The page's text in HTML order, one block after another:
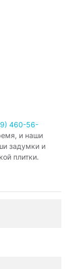
460-56-
и наши
задумки и
плитки.